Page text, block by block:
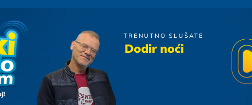
TRENUTNO SLUŠATE
Dodir noćiZdravko Colic